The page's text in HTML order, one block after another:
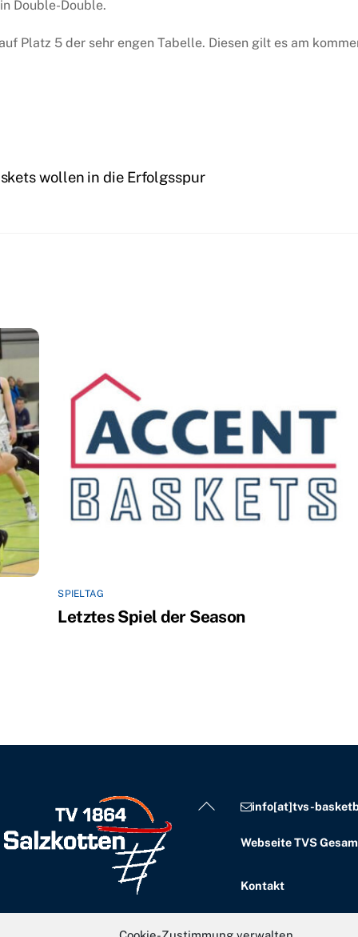
Double-Double.
Platz 5 der sehr engen Tabelle. Diesen gilt es am
wollen in die Erfolgsspur
SPIELTAG
Letztes Spiel der Season
Back
info[at]tvs-
Webseite TVS
Kontakt